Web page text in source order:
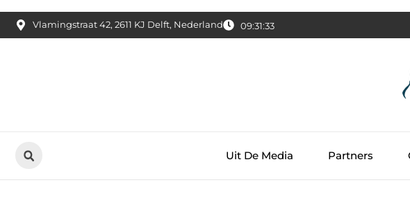
Vlamingstraat 42, 2611 KJ Delft, Nederland 09:31:34